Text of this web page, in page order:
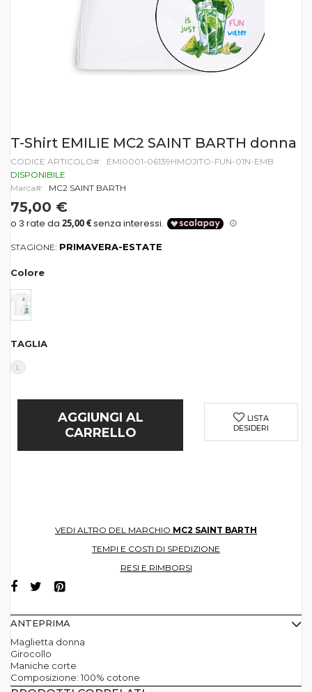
Vai
all'inizio
della
galleria
di
T-Shirt EMILIE MC2 SAINT BARTH donna
CODICE ARTICOLO
EMI0001-06139HMOJITO-FUN-01N-EMB
DISPONIBILE
Marca
MC2 SAINT BARTH
75,00 €
STAGIONE: PRIMAVERA-ESTATE
Colore
TAGLIA
L
AGGIUNGI AL
CARRELLO
LISTA
DESIDERI
VEDI ALTRO DEL MARCHIO MC2 SAINT BARTH
TEMPI E COSTI DI SPEDIZIONE
RESI E RIMBORSI
ANTEPRIMA
Maglietta donna
Girocollo
Maniche corte
Composizione: 100% cotone